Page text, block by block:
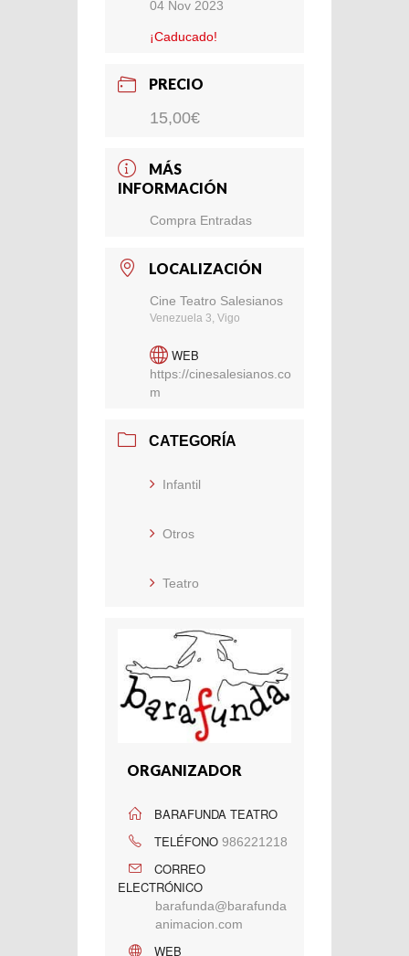
04 Nov 2023
¡Caducado!
PRECIO
15,00€
MÁS
INFORMACIÓN
Compra Entradas
LOCALIZACIÓN
Cine Teatro Salesianos
Venezuela 3, Vigo
WEB
https://cinesalesianos.co
m
CATEGORÍA
Infantil
Otros
Teatro
ORGANIZADOR
BARAFUNDA TEATRO
TELÉFONO 986221218
CORREO
ELECTRÓNICO
barafunda@barafunda
animacion.com
WEB